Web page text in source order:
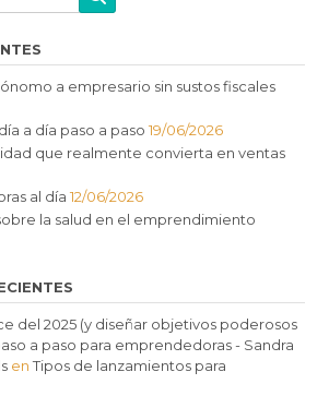
a empresario sin sustos fiscales
a día paso a paso 19/06/2026
que realmente convierta en ventas
al día 12/06/2026
la salud en el emprendimiento
del 2025 (y diseñar objetivos poderosos
a paso para emprendedoras - Sandra
enTipos de lanzamientos para